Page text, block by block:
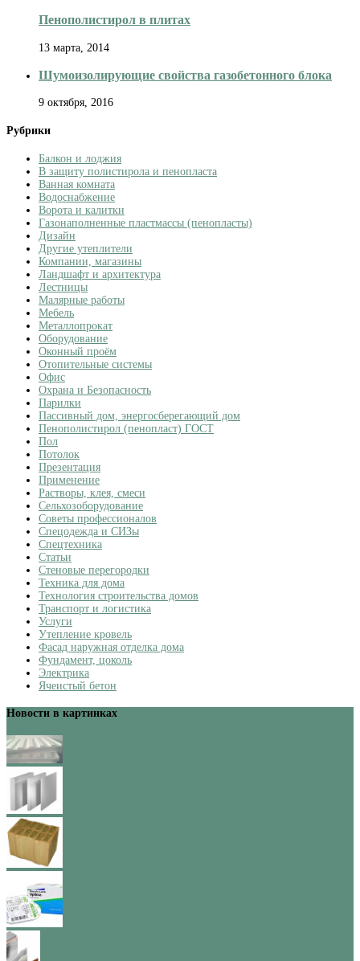
Пенополистирол в плитах
13 марта, 2014
Шумоизолирующие свойства газобетонного блока
9 октября, 2016
Рубрики
Балкон и лоджия
В защиту полистирола и пенопласта
Ванная комната
Водоснабжение
Ворота и калитки
Газонаполненные пластмассы (пенопласты)
Дизайн
Другие утеплители
Компании, магазины
Ландшафт и архитектура
Лестницы
Малярные работы
Мебель
Металлопрокат
Оборудование
Оконный проём
Отопительные системы
Офис
Охрана и Безопасность
Парилки
Пассивный дом, энергосберегающий дом
Пенополистирол (пенопласт) ГОСТ
Пол
Потолок
Презентация
Применение
Растворы, клея, смеси
Сельхозоборудование
Советы профессионалов
Спецодежда и СИЗы
Спецтехника
Статьи
Стеновые перегородки
Техника для дома
Технология строительства домов
Транспорт и логистика
Услуги
Утепление кровель
Фасад наружная отделка дома
Фундамент, цоколь
Электрика
Ячеистый бетон
Новости в картинках